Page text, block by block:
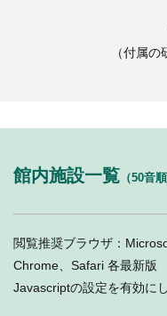
（付属
館内施設一覧 （50音順
閲覧推奨ブラウザ：
Chrome、Safari 各最新版
Javascriptの設定を有効に